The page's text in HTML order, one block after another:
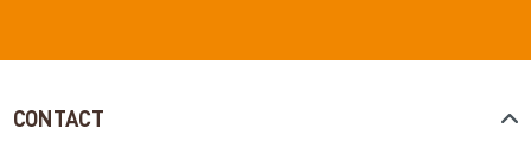
CONTACT